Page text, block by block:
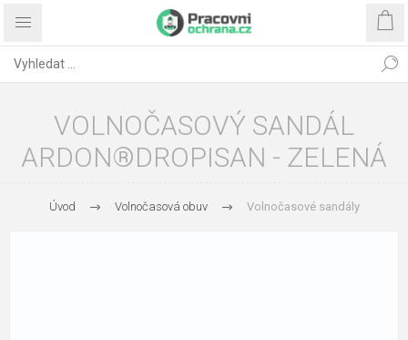
VOLNOČASOVÝ SANDÁL
ARDON®DROPISAN - ZELENÁ
Úvod Volnočasová obuv Volnočasové sandály